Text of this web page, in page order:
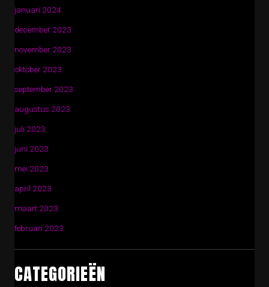
januari 2024
december 2023
november 2023
oktober 2023
september 2023
augustus 2023
juli 2023
juni 2023
mei 2023
april 2023
maart 2023
februari 2023
CATEGORIEËN